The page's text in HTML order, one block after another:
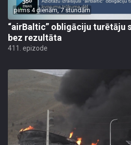
pirms 4 dienām, 7 stundām
“airBaltic” obligāciju turētāju
bez rezultāta
411. epizode